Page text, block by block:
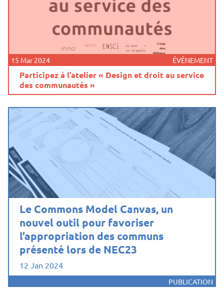
15 Mar 2024 ÉVÈNEMENT
Participez à l’atelier « Design et droit au service
des communautés »
Le Commons Model Canvas, un
nouvel outil pour favoriser
l’appropriation des communs
présenté lors de NEC23
12 Jan 2024
PUBLICATION